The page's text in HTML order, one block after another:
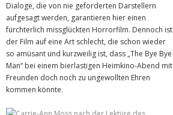
Dialoge, die von nie geforderten Darstellern
aufgesagt werden, garantieren hier einen
fürchterlich missglückten Horrorfilm. Dennoch ist
der Film auf eine Art schlecht, die schon wieder
so amüsant und kurzweilig ist, dass „The Bye Bye
Man“ bei einem bierlastigen Heimkino-Abend mit
Freunden doch noch zu ungewollten Ehren
kommen könnte.